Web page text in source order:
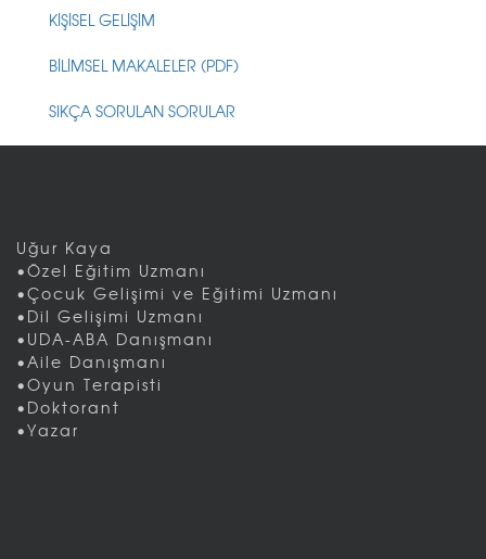
KİŞİSEL GELİŞİM
BİLİMSEL MAKALELER (PDF)
SIKÇA SORULAN SORULAR
Uğur Kaya
•Özel Eğitim Uzmanı
•Çocuk Gelişimi ve Eğitimi Uzmanı
•Dil Gelişimi Uzmanı
•UDA-ABA Danışmanı
•Aile Danışmanı
•Oyun Terapisti
•Doktorant
•Yazar